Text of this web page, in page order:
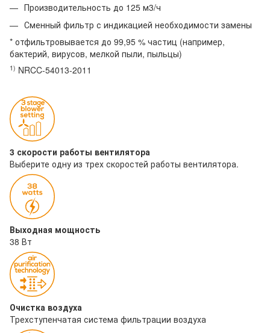
Производительность до 125 м3/ч
Сменный фильтр с индикацией необходимости замены
* отфильтровывается до 99,95 % частиц (например,
бактерий, вирусов, мелкой пыли, пыльцы)
1) NRCC-54013-2011
3 скорости работы вентилятора
Выберите одну из трех скоростей работы вентилятора.
Выходная мощность
38 Вт
Очистка воздуха
Трехступенчатая система фильтрации воздуха